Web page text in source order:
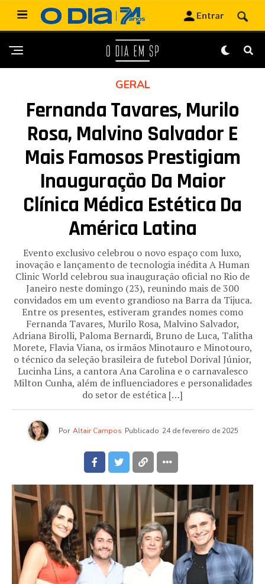
GERAL
Fernanda Tavares, Murilo
Rosa, Malvino Salvador E
Mais Famosos Prestigiam
Inauguração Da Maior
Clínica Médica Estética Da
América Latina
Evento exclusivo celebrou o novo espaço com luxo,
inovação e lançamento de tecnologia inédita A Human
Clinic World celebrou sua inauguração oficial no Rio de
Janeiro neste domingo (23), reunindo mais de 300
convidados em um evento grandioso na Barra da Tijuca.
Entre os presentes, estiveram grandes nomes como
Fernanda Tavares, Murilo Rosa, Malvino Salvador,
Adriana Birolli, Paloma Bernardi, Bruno de Luca, Talitha
Morete, Flavia Viana, os irmãos Minotauro e Minotouro,
o técnico da seleção brasileira de futebol Dorival Júnior,
Lucinha Lins, a cantora Ana Carolina e o carnavalesco
Milton Cunha, além de influenciadores e personalidades
do setor de estética […]
Por Altair Campos Publicado 24 de fevereiro de 2025